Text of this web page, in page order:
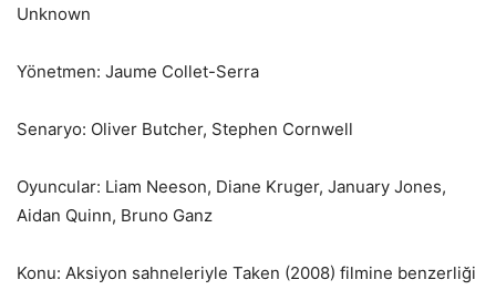
Unknown
Yönetmen: Jaume Collet-Serra
Senaryo: Oliver Butcher, Stephen Cornwell
Oyuncular: Liam Neeson, Diane Kruger, January Jones,
Aidan Quinn, Bruno Ganz
Konu: Aksiyon sahneleriyle Taken (2008) filmine benzerliği